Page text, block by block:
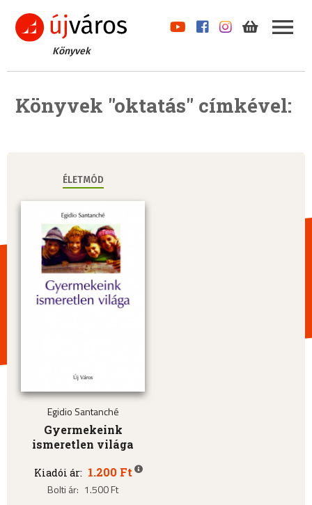
Könyvek
Könyvek "oktatás" címkével:
ÉLETMÓD
Egidio Santanché
Gyermekeink
ismeretlen világa
Kiadói ár: 1.200 Ft
Bolti ár: 1.500 Ft